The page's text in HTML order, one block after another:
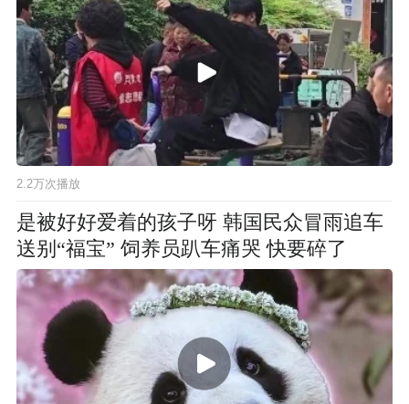
2.2万次播放
是被好好爱着的孩子呀 韩国民众冒雨追车
送别“福宝” 饲养员趴车痛哭 快要碎了